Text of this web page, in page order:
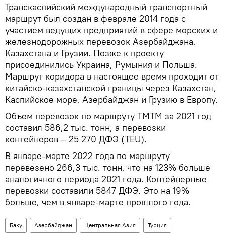
Транскаспийский международный транспортный
маршрут был создан в феврале 2014 года с
участием ведущих предприятий в сфере морских и
железнодорожных перевозок Азербайджана,
Казахстана и Грузии. Позже к проекту
присоединились Украина, Румыния и Польша.
Маршрут коридора в настоящее время проходит от
китайско-казахстанской границы через Казахстан,
Каспийское море, Азербайджан и Грузию в Европу.
Объем перевозок по маршруту ТМТМ за 2021 год
составил 586,2 тыс. тонн, а перевозки
контейнеров – 25 270 ДФЭ (TEU).
В январе-марте 2022 года по маршруту
перевезено 266,3 тыс. тонн, что на 123% больше
аналогичного периода 2021 года. Контейнерные
перевозки составили 5847 ДФЭ. Это на 19%
больше, чем в январе-марте прошлого года.
Баку Азербайджан Центральная Азия Турция